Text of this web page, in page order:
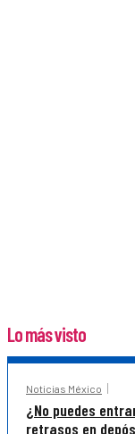
Lo más visto
Noticias México
¿No puedes
retrasos en